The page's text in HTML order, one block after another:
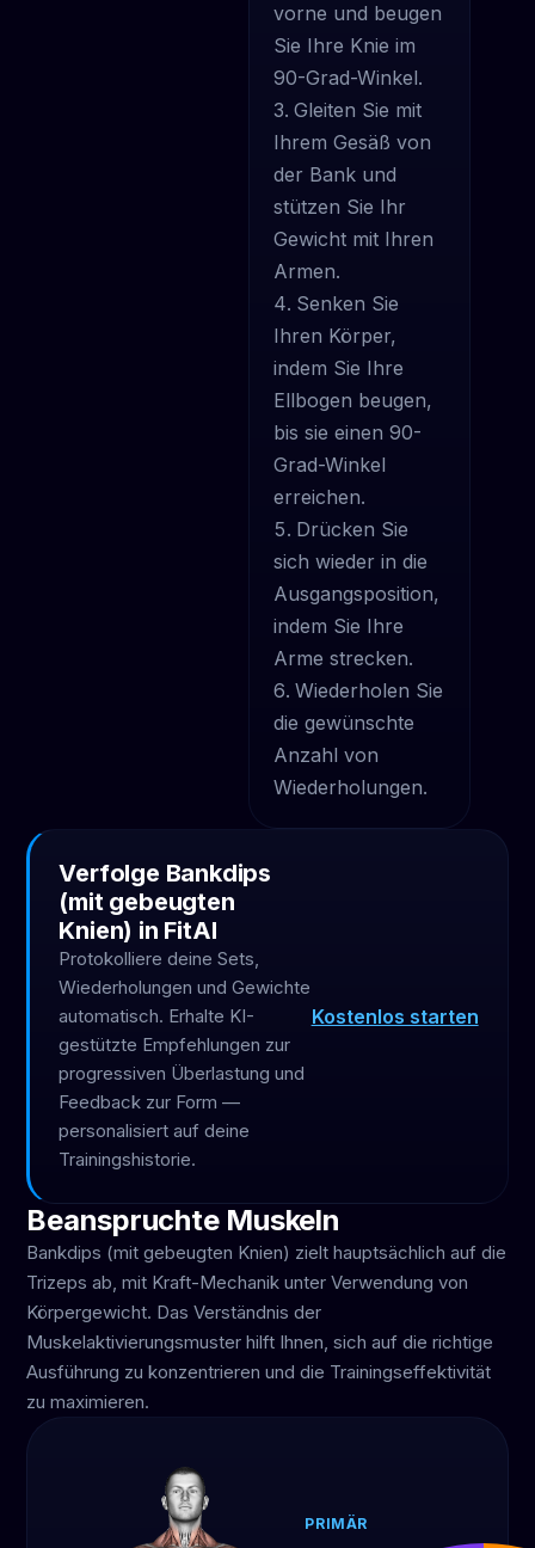
vorne und beugen
Sie Ihre Knie im
90-Grad-Winkel.
Gleiten Sie mit
Ihrem Gesäß von
der Bank und
stützen Sie Ihr
Gewicht mit Ihren
Armen.
Senken Sie
Ihren Körper,
indem Sie Ihre
Ellbogen beugen,
bis sie einen 90-
Grad-Winkel
erreichen.
Drücken Sie
sich wieder in die
Ausgangsposition,
indem Sie Ihre
Arme strecken.
Wiederholen Sie
die gewünschte
Anzahl von
Wiederholungen.
Verfolge Bankdips
(mit gebeugten
Knien) in FitAI
Protokolliere deine Sets,
Wiederholungen und Gewichte
automatisch. Erhalte KI-
gestützte Empfehlungen zur
progressiven Überlastung und
Feedback zur Form —
personalisiert auf deine
Trainingshistorie.
Kostenlos starten
Beanspruchte Muskeln
Bankdips (mit gebeugten Knien) zielt hauptsächlich auf die
Trizeps ab, mit Kraft-Mechanik unter Verwendung von
Körpergewicht. Das Verständnis der
Muskelaktivierungsmuster hilft Ihnen, sich auf die richtige
Ausführung zu konzentrieren und die Trainingseffektivität
zu maximieren.
PRIMÄR